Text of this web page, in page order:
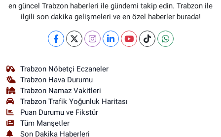
en güncel Trabzon haberleri ile gündemi takip edin. Trabzon ile
ilgili son dakika gelişmeleri ve en özel haberler burada!
Trabzon Nöbetçi Eczaneler
Trabzon Hava Durumu
Trabzon Namaz Vakitleri
Trabzon Trafik Yoğunluk Haritası
Puan Durumu ve Fikstür
Tüm Manşetler
Son Dakika Haberleri